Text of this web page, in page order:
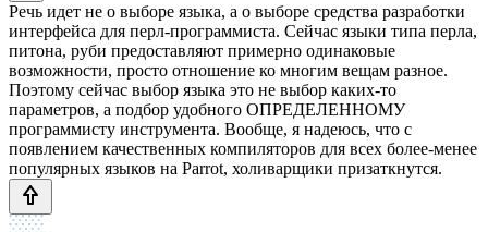
Речь идет не о выборе языка, а о выборе средства разработки
интерфейса для перл-программиста. Сейчас языки типа перла,
питона, руби предоставляют примерно одинаковые
возможности, просто отношение ко многим вещам разное.
Поэтому сейчас выбор языка это не выбор каких-то
параметров, а подбор удобного ОПРЕДЕЛЕННОМУ
программисту инструмента. Вообще, я надеюсь, что с
появлением качественных компиляторов для всех более-менее
популярных языков на Parrot, холиварщики призаткнутся.